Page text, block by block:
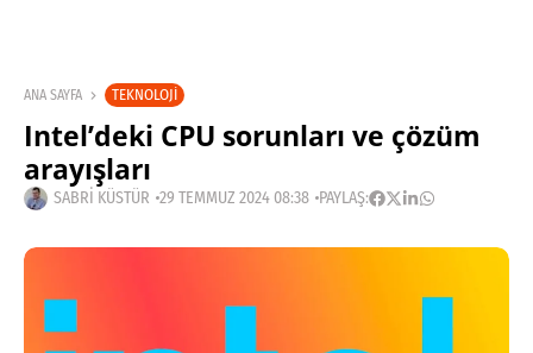
ANA SAYFA TEKNOLOJI
Intel’deki CPU sorunları ve çözüm
arayışları
SABRI KÜSTÜR 29 TEMMUZ 2024 08:38 PAYLAŞ: